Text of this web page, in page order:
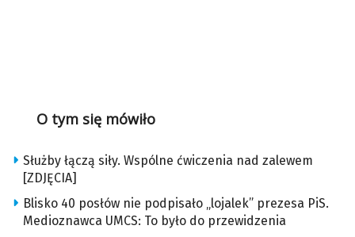
O tym się mówiło
Służby łączą siły. Wspólne ćwiczenia nad zalewem
[ZDJĘCIA]
Blisko 40 posłów nie podpisało „lojalek” prezesa PiS.
Medioznawca UMCS: To było do przewidzenia